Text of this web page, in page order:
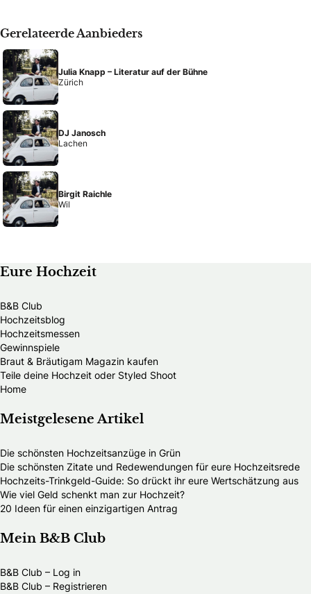
Gerelateerde Aanbieders
Julia Knapp – Literatur auf der Bühne
Zürich
DJ Janosch
Lachen
Birgit Raichle
Wil
Eure Hochzeit
B&B Club
Hochzeitsblog
Hochzeitsmessen
Gewinnspiele
Braut & Bräutigam Magazin kaufen
Teile deine Hochzeit oder Styled Shoot
Home
Meistgelesene Artikel
Die schönsten Hochzeitsanzüge in Grün
Die schönsten Zitate und Redewendungen für eure Hochzeitsrede
Hochzeits-Trinkgeld-Guide: So drückt ihr eure Wertschätzung aus
Wie viel Geld schenkt man zur Hochzeit?
20 Ideen für einen einzigartigen Antrag
Mein B&B Club
B&B Club – Log in
B&B Club – Registrieren